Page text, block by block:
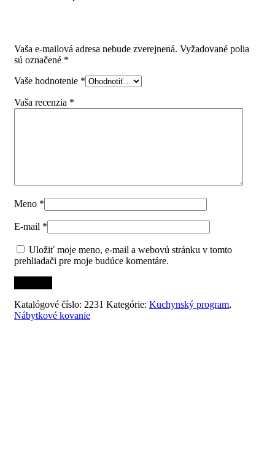
Vaša e-mailová adresa nebude zverejnená. Vyžadované polia
sú označené *
Vaše hodnotenie *
Vaša recenzia *
Meno *
E-mail *
Uložiť moje meno, e-mail a webovú stránku v tomto
prehliadači pre moje budúce komentáre.
Katalógové číslo: 2231 Kategórie: Kuchynský program,
Nábytkové kovanie